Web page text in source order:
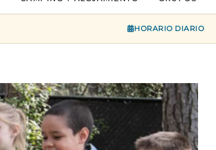
HORARIO DIARIO